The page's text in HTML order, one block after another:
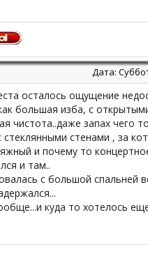
Дата:
осталось ощущение
большая изба, с
чистота..даже запах чего
стенами , за
и почему то
и там..
с большой спальней
куда то хотелось